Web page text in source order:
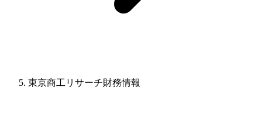
東京商工リサーチ財務情報